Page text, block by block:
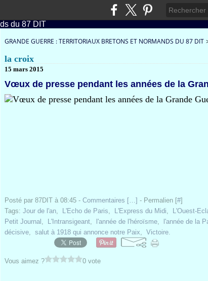
GRANDE GUERRE : TERRITORIAUX BRETONS ET NORMANDS DU 87 DIT
la croix
15 mars 2015
Vœux de presse pendant les années de la
Posté par 87DIT à 08:45 - Commentaires […] - Permalien [#]
Tags: Jour de l'an, L'Echo de Paris, L'Express du Midi, L'Ouest-
Petit Journal , L'Intransigeant, l'année de l'héroïsme, l'année de la
décisive, salut à 1918 qui annonce notre Paix, Victoire.
Vous aimez ? 0 vote